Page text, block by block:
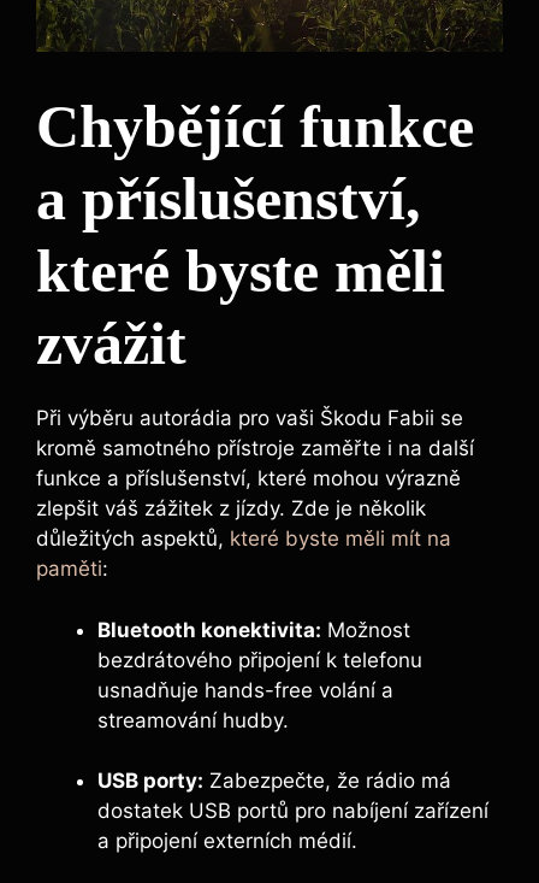
Chybějící funkce
a příslušenství,
které byste měli
zvážit
Při výběru autorádia pro vaši Škodu Fabii se
kromě samotného přístroje zaměřte i na další
funkce a příslušenství, které mohou výrazně
zlepšit váš zážitek z jízdy. Zde je několik
důležitých aspektů, které byste měli mít na
paměti:
Bluetooth konektivita: Možnost
bezdrátového připojení k telefonu
usnadňuje hands-free volání a
streamování hudby.
USB porty: Zabezpečte, že rádio má
dostatek USB portů pro nabíjení zařízení
a připojení externích médií.